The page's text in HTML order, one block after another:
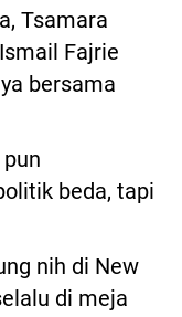
Tsamara
Fajrie
bersama
beda, tapi
nih di New
di meja